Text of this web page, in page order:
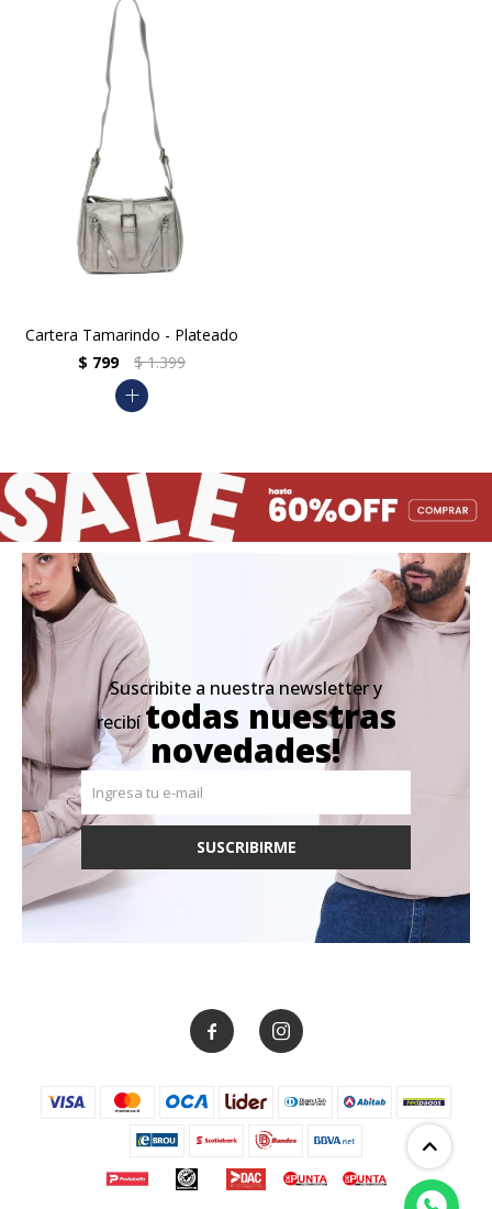
Cartera Tamarindo - Plateado
$ 799 $ 1.399
add
Suscribite a nuestra newsletter y
recibítodas nuestras
novedades!
SUSCRIBIRME
 